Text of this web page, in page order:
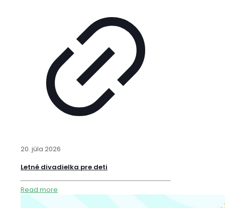
20. júla 2026
Letné divadielka pre deti
Read more